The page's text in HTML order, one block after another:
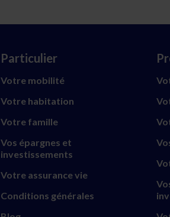
Particulier
Votre mobilité
Votre habitation
Votre famille
Vos épargnes et
investissements
Votre assurance vie
Conditions générales